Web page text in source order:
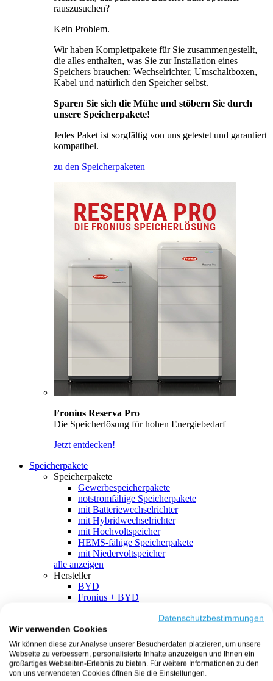
rauszusuchen?
Kein Problem.
Wir haben Komplettpakete für Sie zusammengestellt,
die alles enthalten, was Sie zur Installation eines
Speichers brauchen: Wechselrichter, Umschaltboxen,
Kabel und natürlich den Speicher selbst.
Sparen Sie sich die Mühe und stöbern Sie durch
unsere Speicherpakete!
Jedes Paket ist sorgfältig von uns getestet und garantiert
kompatibel.
zu den Speicherpaketen
Fronius Reserva Pro
Die Speicherlösung für hohen Energiebedarf
Jetzt entdecken!
Speicherpakete
Speicherpakete
Gewerbespeicherpakete
notstromfähige Speicherpakete
mit Batteriewechselrichter
mit Hybridwechselrichter
mit Hochvoltspeicher
HEMS-fähige Speicherpakete
mit Niedervoltspeicher
alle anzeigen
Hersteller
BYD
Fronius + BYD
SMA + BYD
EcoFlow
EcoFlow + EcoFlow
FENECON
FENECON + FENECON
Datenschutzbestimmungen
Wir verwenden Cookies
Wir können diese zur Analyse unserer Besucherdaten platzieren, um unsere
Webseite zu verbessern, personalisierte Inhalte anzuzeigen und Ihnen ein
großartiges Webseiten-Erlebnis zu bieten. Für weitere Informationen zu den
von uns verwendeten Cookies öffnen Sie die Einstellungen.